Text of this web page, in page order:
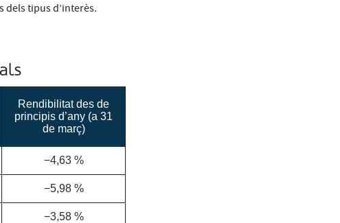
dels tipus d’interès.
Rendibilitat des de
principis d’any (a 31
de març)
−4,63 %
−5,98 %
−3,58 %